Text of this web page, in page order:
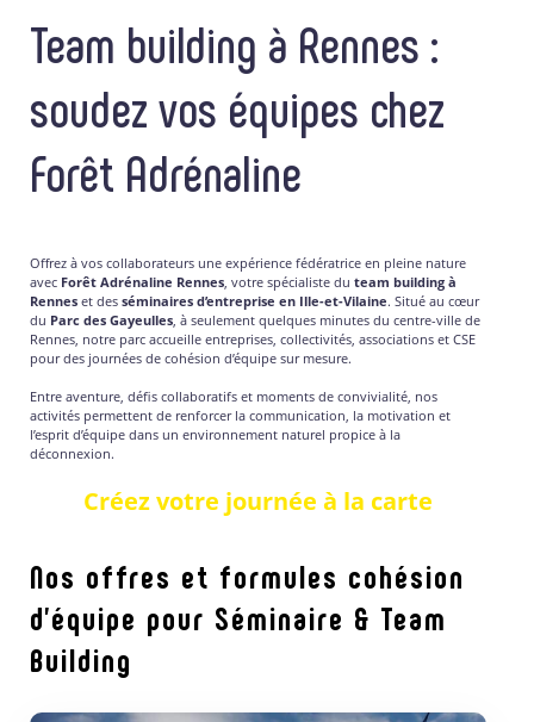
Team building à Rennes :
soudez vos équipes chez
Forêt Adrénaline
Offrez à vos collaborateurs une expérience fédératrice en pleine nature
avec Forêt Adrénaline Rennes , votre spécialiste du team building à
Rennes et des séminaires d’entreprise en Ille-et-Vilaine. Situé au cœur
du Parc des Gayeulles , à seulement quelques minutes du centre-ville de
Rennes, notre parc accueille entreprises, collectivités, associations et CSE
pour des journées de cohésion d’équipe sur mesure.
Entre aventure, défis collaboratifs et moments de convivialité, nos
activités permettent de renforcer la communication, la motivation et
l’esprit d’équipe dans un environnement naturel propice à la
déconnexion.
Créez votre journée à la carte
Nos offres et formules cohésion
d’équipe pour Séminaire & Team
Building